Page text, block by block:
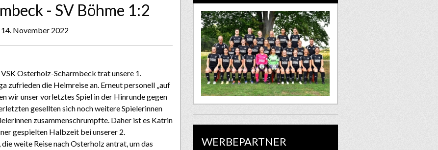
- SV Böhme 1:2
November 2022
Osterholz-Scharmbeck trat unsere 1.
zufrieden die Heimreise an. Erneut personell „auf
wir unser vorletztes Spiel in der Hinrunde gegen
gesellten sich noch weitere Spielerinnen
zusammenschrumpfte. Daher ist es Katrin
gespielten Halbzeit bei unserer 2.
weite Reise nach Osterholz antrat, um das
WERBEPARTNER